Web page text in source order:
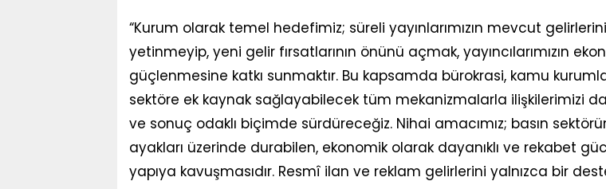
“Kurum olarak temel hedefimiz; süreli yayınlarımızın mevcut
yetinmeyip, yeni gelir fırsatlarının önünü açmak, yayıncılarımızın
güçlenmesine katkı sunmaktır. Bu kapsamda bürokrasi, kamu
sektöre ek kaynak sağlayabilecek tüm mekanizmalarla ilişkilerimizi
ve sonuç odaklı biçimde sürdüreceğiz. Nihai amacımız; basın
ayakları üzerinde durabilen, ekonomik olarak dayanıklı ve rekabet
yapıya kavuşmasıdır. Resmî ilan ve reklam gelirlerini yalnızca bir